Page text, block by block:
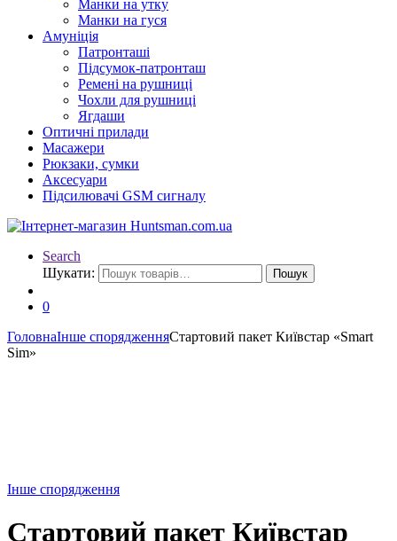
Манки на утку
Манки на гуся
Амуніція
Патронташі
Підсумок-патронташ
Ремені на рушниці
Чохли для рушниці
Ягдаши
Оптичні прилади
Масажери
Рюкзаки, сумки
Аксесуари
Підсилювачі GSM сигналу
Search
Шукати:
Пошук
0
ГоловнаІнше спорядженняСтартовий пакет Київстар «Smart
Sim»
Інше спорядження
Стартовий пакет Київстар